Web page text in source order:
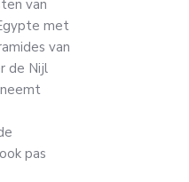
van
met
van
de Nijl
pas